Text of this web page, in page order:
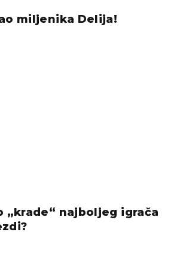
miljenika Delija!
„krade“ najboljeg igrača